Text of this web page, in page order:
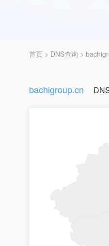
首页 > DNS查询 >
bachigroup.cn